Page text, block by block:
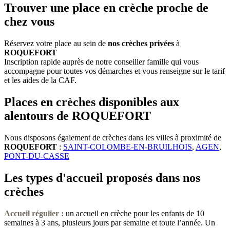
Trouver une place en crèche proche de
chez vous
Réservez votre place au sein de nos crèches privées à
ROQUEFORT
Inscription rapide auprès de notre conseiller famille qui vous
accompagne pour toutes vos démarches et vous renseigne sur le tarif
et les aides de la CAF.
Places en crèches disponibles aux
alentours de ROQUEFORT
Nous disposons également de crèches dans les villes à proximité de
ROQUEFORT : SAINT-COLOMBE-EN-BRUILHOIS, AGEN,
PONT-DU-CASSE
Les types d'accueil proposés dans nos
crèches
Accueil régulier : un accueil en crèche pour les enfants de 10
semaines à 3 ans, plusieurs jours par semaine et toute l’année. Un